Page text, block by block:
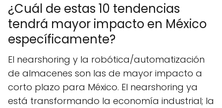
¿Cuál de estas 10 tendencias
tendrá mayor impacto en México
específicamente?
El nearshoring y la robótica/automatización
de almacenes son las de mayor impacto a
corto plazo para México. El nearshoring ya
está transformando la economía industrial; la